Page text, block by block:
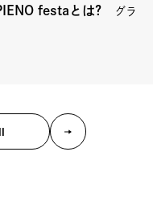
festa とは? グラ